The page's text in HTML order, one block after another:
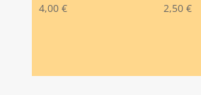
4,00 € 2,50 €